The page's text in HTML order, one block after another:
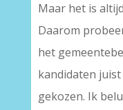
Maar het is
Daarom
het
kandidaten
gekozen. Ik